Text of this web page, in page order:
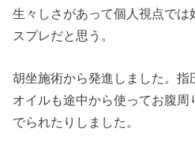
生々しさがあって個人視点では
スプレだと思う。
胡坐施術から発進しました。指
オイルも途中から使ってお腹
でられたりしました。